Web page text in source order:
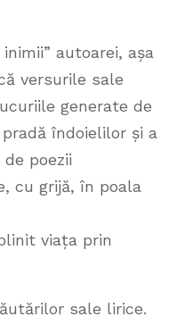
autoarei, așa
versurile sale
generate de
îndoielilor și a
poezii
cu grijă, în poala
viața prin
sale lirice.